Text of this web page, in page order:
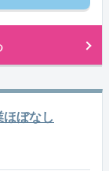
ぼなし